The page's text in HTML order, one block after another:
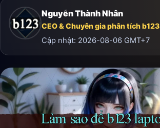
Nguyễn Thành Nhân
CEO & Chuyên gia phân tích b123
Cập nhật: 2026-08-06 GMT+7